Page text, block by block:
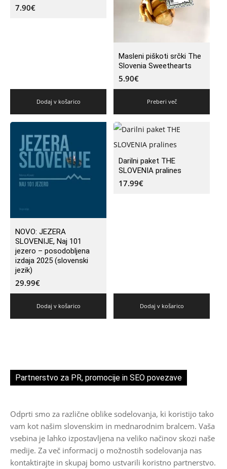
7.90€
Dodaj v košarico
Masleni piškoti srčki The
Slovenia Sweethearts
5.90€
Preberi več
NOVO: JEZERA
SLOVENIJE, Naj 101
jezero – posodobljena
izdaja 2025 (slovenski
jezik)
29.99€
Dodaj v košarico
Darilni paket THE
SLOVENIA pralines
17.99€
Dodaj v košarico
Partnerstvo za PR, promocije in SEO povezave
Odprti smo za različne oblike sodelovanja, ki koristijo tako
vam kot našim slovenskim in mednarodnim bralcem. Vaša
vsebina je lahko izpostavljena na veliko načinov skozi naše
medije. Za več informacij o možnostih sodelovanja nas
kontaktirajte in skupaj bomo ustvarili koristno partnerstvo.